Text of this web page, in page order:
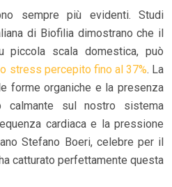
sempre più evidenti. Studi
di Biofilia dimostrano che il
piccola scala domestica, può
stress percepito fino al 37%. La
forme organiche e la presenza
sul nostro sistema
cardiaca e la pressione
Stefano Boeri, celebre per il
catturato perfettamente questa